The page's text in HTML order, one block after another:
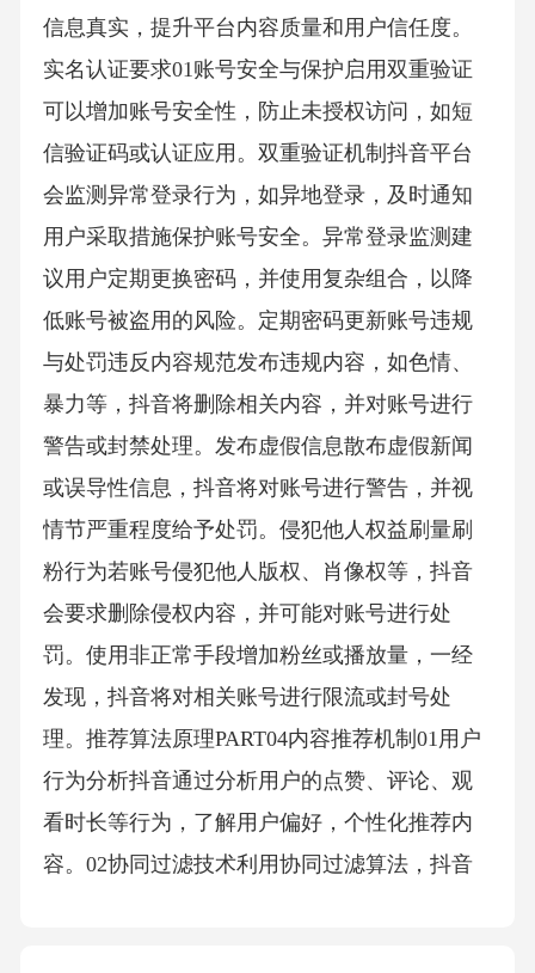
信息真实，提升平台内容质量和用户信任度。
实名认证要求01账号安全与保护启用双重验证
可以增加账号安全性，防止未授权访问，如短
信验证码或认证应用。双重验证机制抖音平台
会监测异常登录行为，如异地登录，及时通知
用户采取措施保护账号安全。异常登录监测建
议用户定期更换密码，并使用复杂组合，以降
低账号被盗用的风险。定期密码更新账号违规
与处罚违反内容规范发布违规内容，如色情、
暴力等，抖音将删除相关内容，并对账号进行
警告或封禁处理。发布虚假信息散布虚假新闻
或误导性信息，抖音将对账号进行警告，并视
情节严重程度给予处罚。侵犯他人权益刷量刷
粉行为若账号侵犯他人版权、肖像权等，抖音
会要求删除侵权内容，并可能对账号进行处
罚。使用非正常手段增加粉丝或播放量，一经
发现，抖音将对相关账号进行限流或封号处
理。推荐算法原理PART04内容推荐机制01用户
行为分析抖音通过分析用户的点赞、评论、观
看时长等行为，了解用户偏好，个性化推荐内
容。02协同过滤技术利用协同过滤算法，抖音